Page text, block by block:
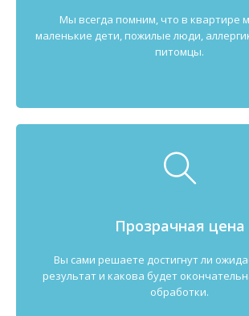
Мы всегда помним, что в квартире
маленькие дети, пожилые люди,
питомцы.
Прозрачная цена
Вы сами решаете достигнут ли
результат и какова будет
обработки.